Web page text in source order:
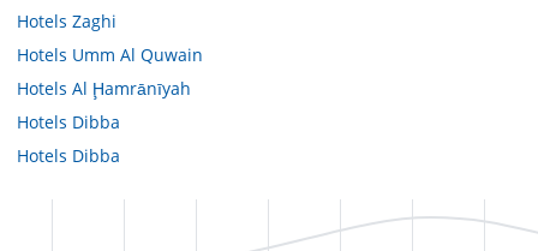
Hotels Zaghi
Hotels Umm Al Quwain
Hotels Al Ḩamrānīyah
Hotels Dibba
Hotels Dibba